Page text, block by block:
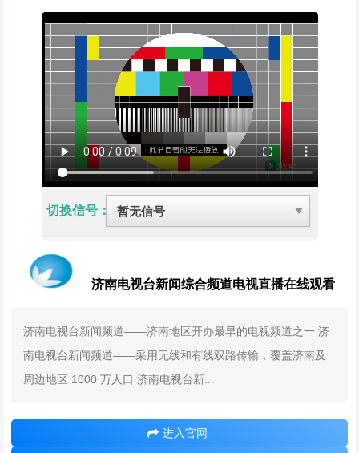
辽宁 内蒙古 山西 陕西
切换信号：
济南电视台新闻综合频道电视直播在线观看
济南电视台新闻频道——济南地区开办最早的电视频道之一 济
南电视台新闻频道——采用无线和有线双路传输，覆盖济南及
周边地区 1000 万人口 济南电视台新...
进入官网